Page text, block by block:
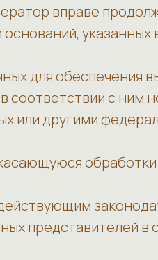
вправе
указанных
для обеспечения
соответствии с ним
или другими
представителей в